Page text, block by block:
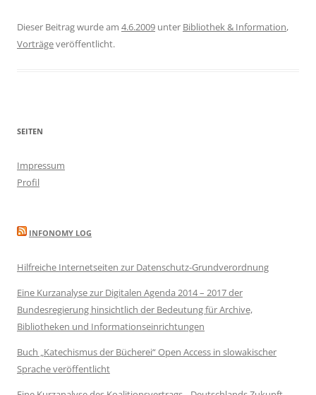
Dieser Beitrag wurde am 4.6.2009 unter Bibliothek & Information,
Vorträgeveröffentlicht.
SEITEN
Impressum
Profil
INFONOMY LOG
Hilfreiche Internetseiten zur Datenschutz-Grundverordnung
Eine Kurzanalyse zur Digitalen Agenda 2014 – 2017 der
Bundesregierung hinsichtlich der Bedeutung für Archive,
Bibliotheken und Informationseinrichtungen
Buch „Katechismus der Bücherei“ Open Access in slowakischer
Sprache veröffentlicht